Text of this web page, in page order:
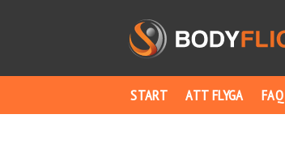
START ATT FLYGA FAQ